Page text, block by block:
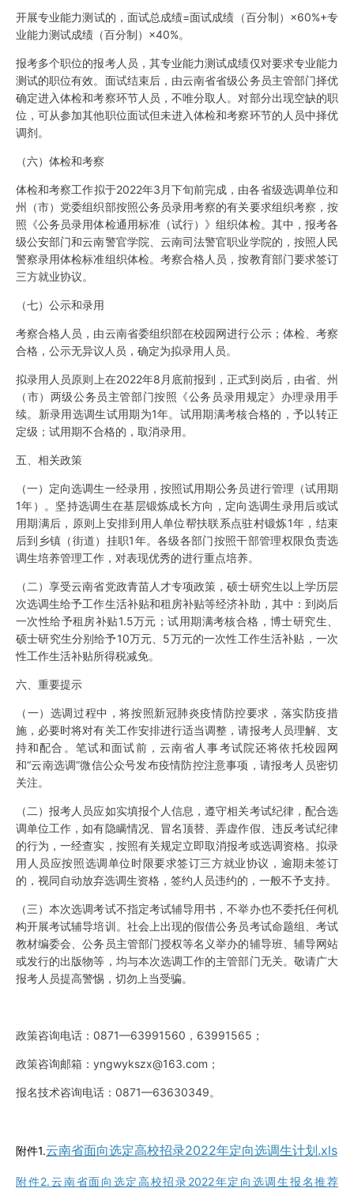
开展专业能力测试的，面试总成绩=面试成绩（百分制）×60%+专
业能力测试成绩（百分制）×40%。
报考多个职位的报考人员，其专业能力测试成绩仅对要求专业能力
测试的职位有效。面试结束后，由云南省省级公务员主管部门择优
确定进入体检和考察环节人员，不唯分取人。对部分出现空缺的职
位，可从参加其他职位面试但未进入体检和考察环节的人员中择优
调剂。
（六）体检和考察
体检和考察工作拟于2022年3月下旬前完成，由各省级选调单位和
州（市）党委组织部按照公务员录用考察的有关要求组织考察，按
照《公务员录用体检通用标准（试行）》组织体检。其中，报考各
级公安部门和云南警官学院、云南司法警官职业学院的，按照人民
警察录用体检标准组织体检。考察合格人员，按教育部门要求签订
三方就业协议。
（七）公示和录用
考察合格人员，由云南省委组织部在校园网进行公示；体检、考察
合格，公示无异议人员，确定为拟录用人员。
拟录用人员原则上在2022年8月底前报到，正式到岗后，由省、州
（市）两级公务员主管部门按照《公务员录用规定》办理录用手
续。新录用选调生试用期为1年。试用期满考核合格的，予以转正
定级；试用期不合格的，取消录用。
五、相关政策
（一）定向选调生一经录用，按照试用期公务员进行管理（试用期
1年）。坚持选调生在基层锻炼成长方向，定向选调生录用后或试
用期满后，原则上安排到用人单位帮扶联系点驻村锻炼1年，结束
后到乡镇（街道）挂职1年。各级各部门按照干部管理权限负责选
调生培养管理工作，对表现优秀的进行重点培养。
（二）享受云南省党政青苗人才专项政策，硕士研究生以上学历层
次选调生给予工作生活补贴和租房补贴等经济补助，其中：到岗后
一次性给予租房补贴1.5万元；试用期满考核合格，博士研究生、
硕士研究生分别给予10万元、5万元的一次性工作生活补贴，一次
性工作生活补贴所得税减免。
六、重要提示
（一）选调过程中，将按照新冠肺炎疫情防控要求，落实防疫措
施，必要时将对有关工作安排进行适当调整，请报考人员理解、支
持和配合。笔试和面试前，云南省人事考试院还将依托校园网
和“云南选调”微信公众号发布疫情防控注意事项，请报考人员密切
关注。
（二）报考人员应如实填报个人信息，遵守相关考试纪律，配合选
调单位工作，如有隐瞒情况、冒名顶替、弄虚作假、违反考试纪律
的行为，一经查实，按照有关规定立即取消报考或选调资格。拟录
用人员应按照选调单位时限要求签订三方就业协议，逾期未签订
的，视同自动放弃选调生资格，签约人员违约的，一般不予支持。
（三）本次选调考试不指定考试辅导用书，不举办也不委托任何机
构开展考试辅导培训。社会上出现的假借公务员考试命题组、考试
教材编委会、公务员主管部门授权等名义举办的辅导班、辅导网站
或发行的出版物等，均与本次选调工作的主管部门无关。敬请广大
报考人员提高警惕，切勿上当受骗。
政策咨询电话：0871—63991560，63991565；
政策咨询邮箱：yngwykszx@163.com；
报名技术咨询电话：0871—63630349。
附件1.云南省面向选定高校招录2022年定向选调生计划.xls
附件2.云南省面向选定高校招录2022年定向选调生报名推荐